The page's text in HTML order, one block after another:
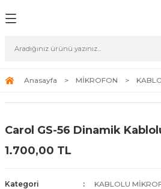
Anasayfa MİKROFON
Carol GS-56 Dinamik
1.700,00 TL
Kategori KABLOLU